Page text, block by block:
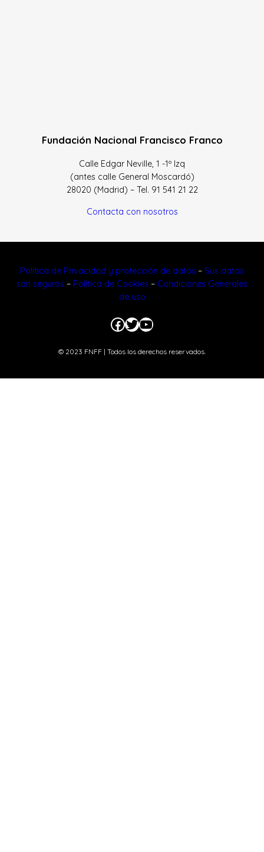
Fundación Nacional Francisco Franco
Calle Edgar Neville, 1 -1º Izq
(antes calle General Moscardó)
28020 (Madrid) – Tel. 91 541 21 22
Contacta con nosotros
Política de Privacidad y protección de datos – Sus datos
son seguros – Política de Cookies – Condiciones Generales
de uso
Facebook
Twitter
YouTube
© 2023 FNFF | Todos los derechos reservados.